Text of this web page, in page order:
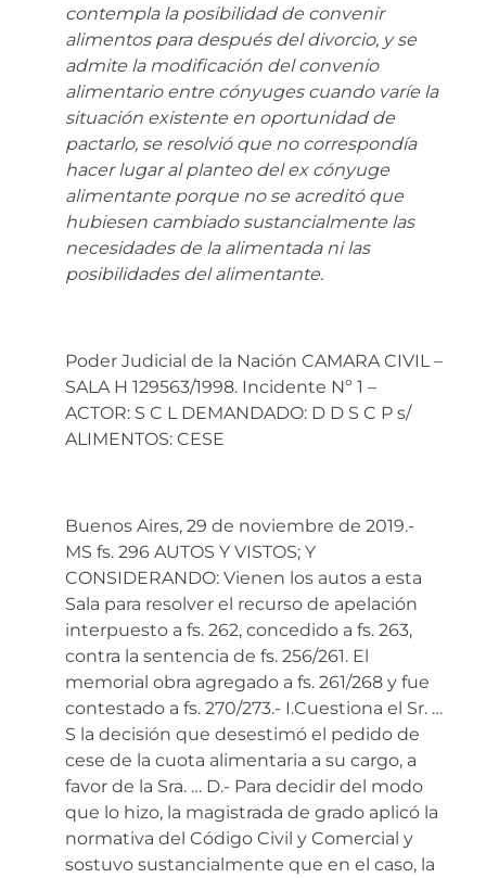
contempla la posibilidad de convenir
alimentos para después del divorcio, y se
admite la modificación del convenio
alimentario entre cónyuges cuando varíe la
situación existente en oportunidad de
pactarlo, se resolvió que no correspondía
hacer lugar al planteo del ex cónyuge
alimentante porque no se acreditó que
hubiesen cambiado sustancialmente las
necesidades de la alimentada ni las
posibilidades del alimentante.
Poder Judicial de la Nación CAMARA CIVIL –
SALA H 129563/1998. Incidente Nº 1 –
ACTOR: S C L DEMANDADO: D D S C P s/
ALIMENTOS: CESE
Buenos Aires, 29 de noviembre de 2019.-
MS fs. 296 AUTOS Y VISTOS; Y
CONSIDERANDO: Vienen los autos a esta
Sala para resolver el recurso de apelación
interpuesto a fs. 262, concedido a fs. 263,
contra la sentencia de fs. 256/261. El
memorial obra agregado a fs. 261/268 y fue
contestado a fs. 270/273.- I.Cuestiona el Sr. …
S la decisión que desestimó el pedido de
cese de la cuota alimentaria a su cargo, a
favor de la Sra. … D.- Para decidir del modo
que lo hizo, la magistrada de grado aplicó la
normativa del Código Civil y Comercial y
sostuvo sustancialmente que en el caso, la